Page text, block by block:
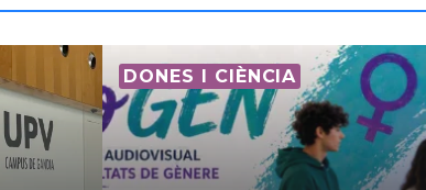
DONES I CIÈNCIA